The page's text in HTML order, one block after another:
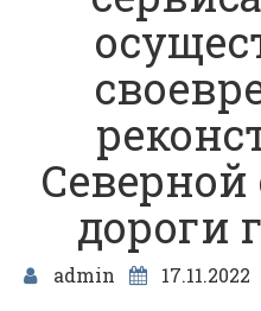
дороги
admin 17.11.2022